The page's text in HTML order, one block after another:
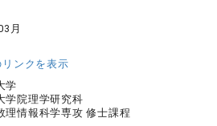
月
ンクを表示
学
学院理学研究科
理情報科学専攻 修士課程